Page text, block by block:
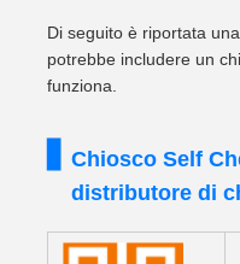
Di seguito è riportata
potrebbe includere un
funziona.
Chiosco Self
distributore di